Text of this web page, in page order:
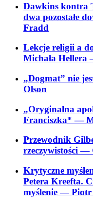
Dawkins kontra
dwa pozostałe
Fradd
Lekcje religii a
Michała Hellera
„Dogmat” nie
Olson
„Oryginalna
Franciszka*—
Przewodnik
rzeczywistości—
Krytyczne
Petera Kreefta.
myślenie— Piotr